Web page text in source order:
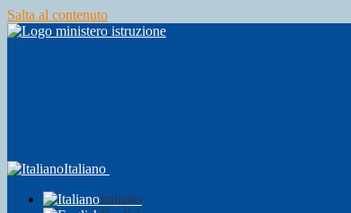
Salta al contenuto
Italiano
Italiano